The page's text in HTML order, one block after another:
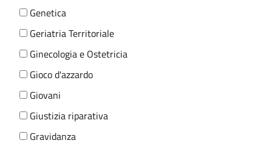
Genetica
Geriatria Territoriale
Ginecologia e Ostetricia
Gioco d'azzardo
Giovani
Giustizia riparativa
Gravidanza